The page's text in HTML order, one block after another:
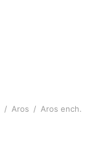
/ Aros / Aros ench.